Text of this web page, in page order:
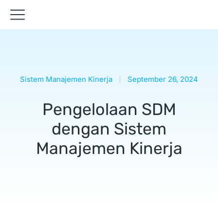
Sistem Manajemen Kinerja September 26, 2024
Pengelolaan SDM
dengan Sistem
Manajemen Kinerja